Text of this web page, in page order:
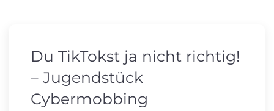
Du TikTokst ja nicht richtig!
– Jugendstück
Cybermobbing